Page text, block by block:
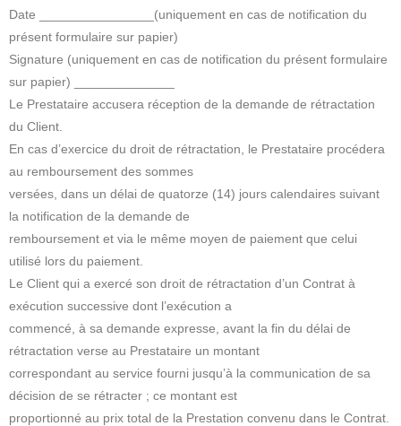
Date ________________(uniquement en cas de notification du
présent formulaire sur papier)
Signature (uniquement en cas de notification du présent formulaire
sur papier) ______________
Le Prestataire accusera réception de la demande de rétractation
du Client.
En cas d’exercice du droit de rétractation, le Prestataire procédera
au remboursement des sommes
versées, dans un délai de quatorze (14) jours calendaires suivant
la notification de la demande de
remboursement et via le même moyen de paiement que celui
utilisé lors du paiement.
Le Client qui a exercé son droit de rétractation d’un Contrat à
exécution successive dont l’exécution a
commencé, à sa demande expresse, avant la fin du délai de
rétractation verse au Prestataire un montant
correspondant au service fourni jusqu’à la communication de sa
décision de se rétracter ; ce montant est
proportionné au prix total de la Prestation convenu dans le Contrat.